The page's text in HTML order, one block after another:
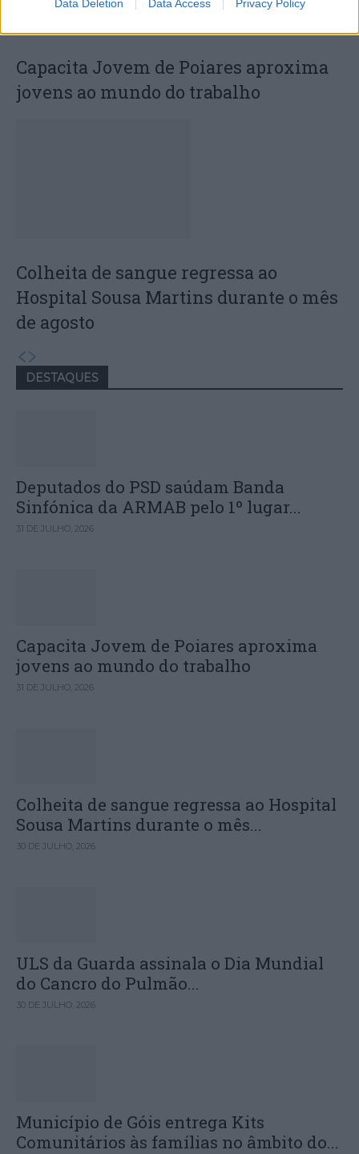
Data Deletion Data Access Privacy Policy
Capacita Jovem de Poiares aproxima
jovens ao mundo do trabalho
Colheita de sangue regressa ao
Hospital Sousa Martins durante o mês
de agosto
DESTAQUES
Deputados do PSD saúdam Banda
Sinfónica da ARMAB pelo 1º lugar...
31 DE JULHO, 2026
Capacita Jovem de Poiares aproxima
jovens ao mundo do trabalho
31 DE JULHO, 2026
Colheita de sangue regressa ao Hospital
Sousa Martins durante o mês...
30 DE JULHO, 2026
ULS da Guarda assinala o Dia Mundial
do Cancro do Pulmão...
30 DE JULHO, 2026
Município de Góis entrega Kits
Comunitários às famílias no âmbito do...